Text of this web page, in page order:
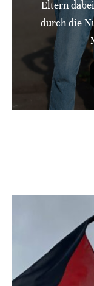
Eltern
durch die